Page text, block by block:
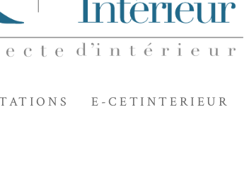
E-CETINTERIEUR